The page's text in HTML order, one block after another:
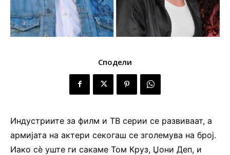
Сподели
Индустриите за филм и ТВ серии се развиваат, а
армијата на актери секогаш се зголемува на број.
Иако сè уште ги сакаме Том Круз, Џони Деп, и